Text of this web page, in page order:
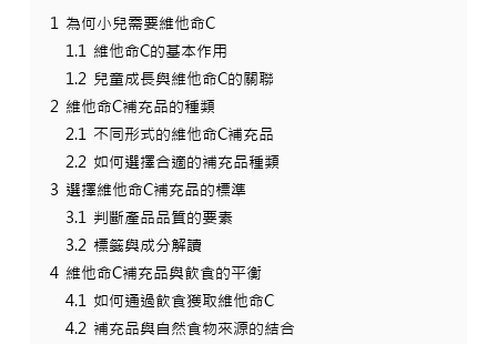
1 為何小兒需要維他命C
1.1 維他命C的基本作用
1.2 兒童成長與維他命C的關聯
2 維他命C補充品的種類
2.1 不同形式的維他命C補充品
2.2 如何選擇合適的補充品種類
3 選擇維他命C補充品的標準
3.1 判斷產品品質的要素
3.2 標籤與成分解讀
4 維他命C補充品與飲食的平衡
4.1 如何通過飲食獲取維他命C
4.2 補充品與自然食物來源的結合